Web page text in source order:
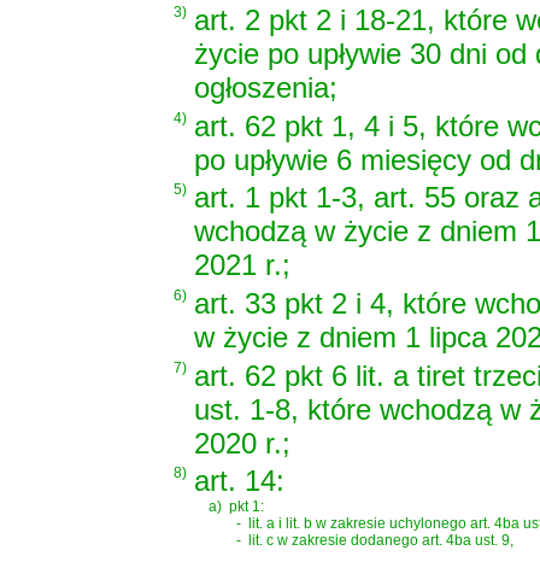
3) art. 2 pkt 2 i 18-21, które
życie po upływie 30 dni od
ogłoszenia;
4) art. 62 pkt 1, 4 i 5, które
po upływie 6 miesięcy od
5) art. 1 pkt 1-3, art. 55 oraz
wchodzą w życie z dniem
2021 r.;
6) art. 33 pkt 2 i 4, które
w życie z dniem 1 lipca
7) art. 62 pkt 6 lit. a tiret
ust. 1-8, które wchodzą w
2020 r.;
8) art. 14:
a) pkt 1:
-
lit. a i lit. b w zakresie uchylonego art. 4ba
-
lit. c w zakresie dodanego art. 4ba ust. 9,